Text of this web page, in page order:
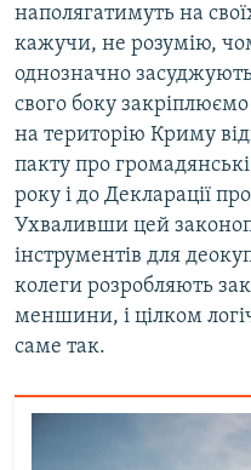
наполягатимуть на
кажучи, не розумію,
однозначно
свого боку
на територію Криму
пакту про
року і до Декларації
Ухваливши цей
інструментів для
колеги розробляють
меншини, і цілком
саме так.